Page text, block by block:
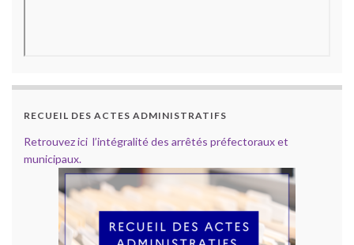
RECUEIL DES ACTES ADMINISTRATIFS
Retrouvez ici l’intégralité des arrêtés préfectoraux et
municipaux.